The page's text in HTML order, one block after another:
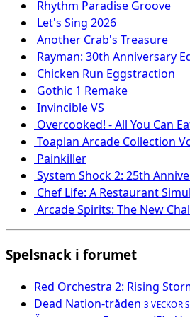
Rhythm Paradise Groove
Let's Sing 2026
Another Crab's Treasure
Rayman: 30th Anniversary
Chicken Run Eggstraction
Gothic 1 Remake
Invincible VS
Overcooked! - All You Can
Toaplan Arcade Collection
Painkiller
System Shock 2: 25th
Chef Life: A Restaurant
Arcade Spirits: The New
Spelsnack i forumet
Red Orchestra 2: Rising
Dead Nation-tråden 3 VECKOR